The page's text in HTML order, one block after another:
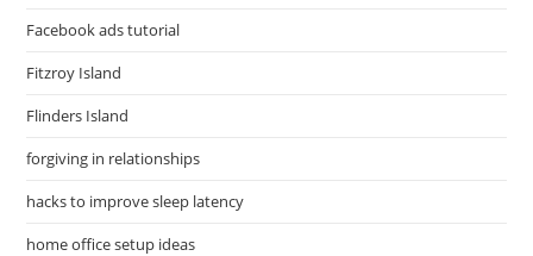
Facebook ads tutorial
Fitzroy Island
Flinders Island
forgiving in relationships
hacks to improve sleep latency
home office setup ideas